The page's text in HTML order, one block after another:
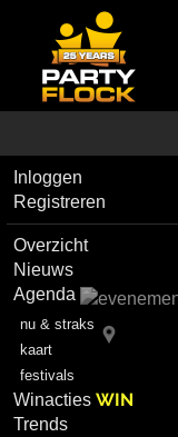
Inloggen
Registreren
Overzicht
Nieuws
Agenda
nu & straks
kaart
festivals
WinactiesWIN
Trends